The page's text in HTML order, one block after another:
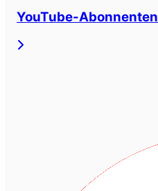
YouTube-Abonnenten